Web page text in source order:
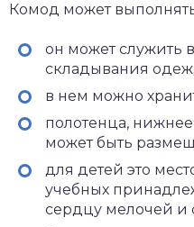
Комод может
он может служить
складывания
в нем можно
полотенца,
может быть
для детей это
учебных
сердцу мелочей и